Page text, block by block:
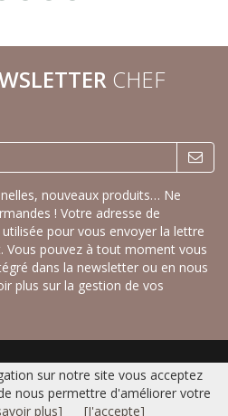
CHEF
nouveaux produits… Ne
! Votre adresse de
pour vous envoyer la lettre
Vous pouvez à tout moment vous
dans la newsletter ou en nous
plus sur la gestion de vos
sucrés| Nos recettes créatives salées
Contact|Plan du site|Mentions légales
- Réalisation Bexter
sur notre site vous acceptez
nous permettre d'améliorer votre
plus] [J'accepte]